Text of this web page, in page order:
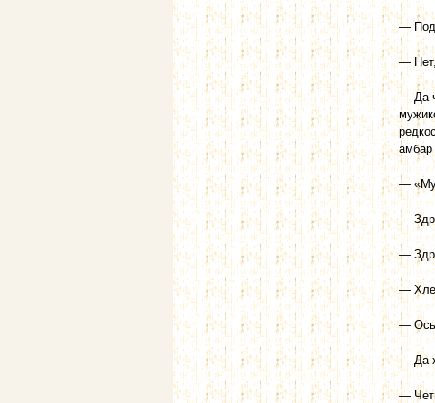
—
—
— Да
амбар
—
—
—
—
—
— Да
—